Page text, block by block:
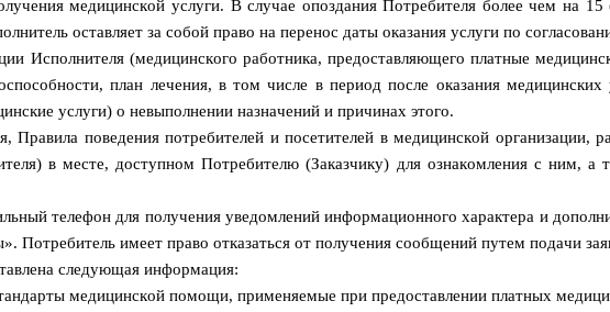
медицинской услуги. В случае опоздания Потребителя более чем на
оставляет за собой право на перенос даты оказания услуги по
Исполнителя (медицинского работника, предоставляющего платные
план лечения, в том числе в период после оказания
услуги) о невыполнении назначений и причинах этого.
поведения потребителей и посетителей в медицинской организации,
в месте, доступном Потребителю (Заказчику) для ознакомления с ним, а
телефон для получения уведомлений информационного характера и
Потребитель имеет право отказаться от получения сообщений путем подачи
следующая информация:
медицинской помощи, применяемые при предоставлении платных